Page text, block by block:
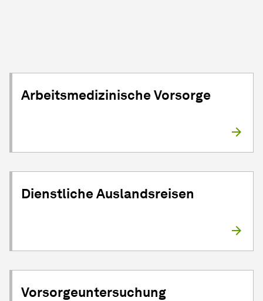
Arbeitsmedizinische Vorsorge
Dienstliche Auslandsreisen
Vorsorgeuntersuchung